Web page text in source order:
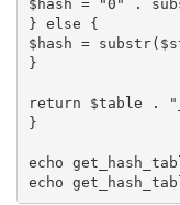
$hash = "0" .
} else {
$hash =
}
return $table .
}
echo